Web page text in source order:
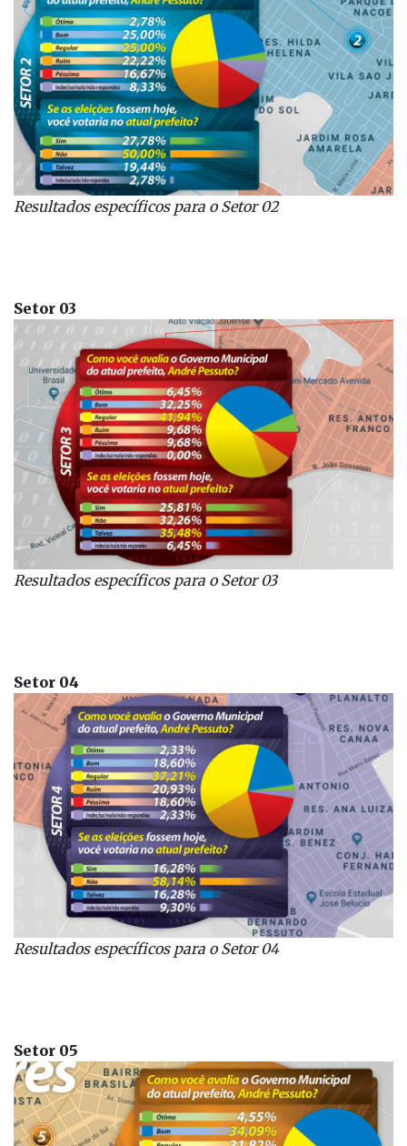
Resultados específicospara o Setor 02
Setor 03
Resultados específicospara o Setor 03
Setor 04
Resultados específicospara o Setor 04
Setor 05